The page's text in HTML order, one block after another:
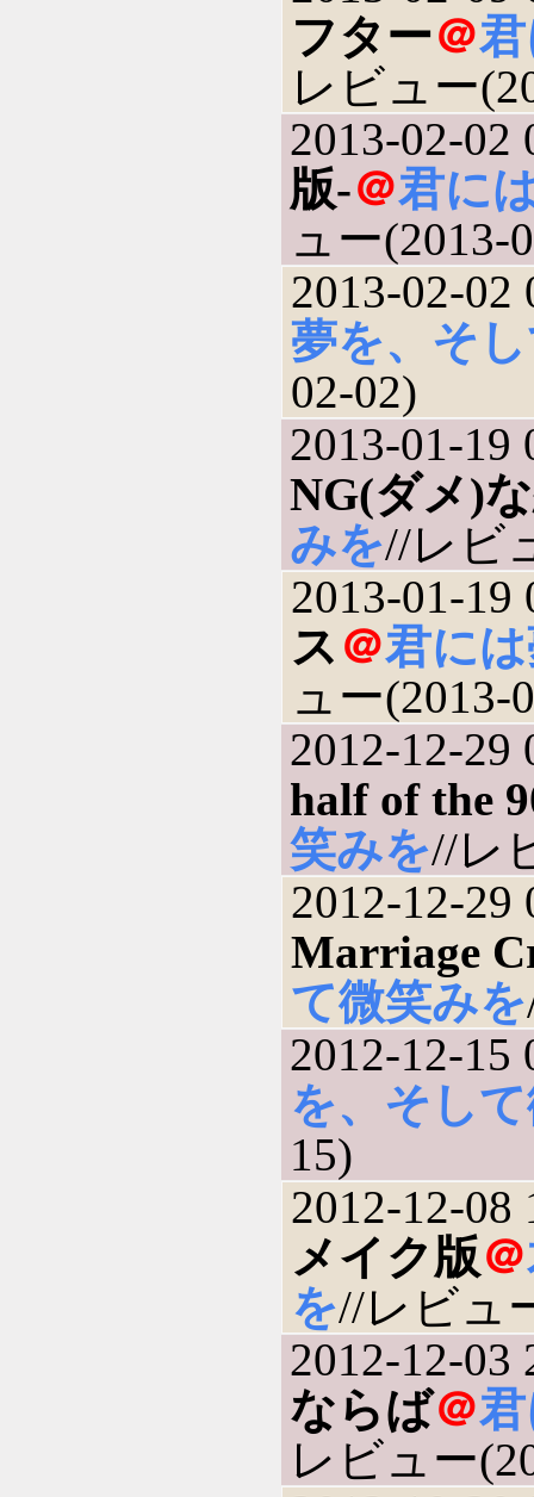
フター＠
レビュー
2013-02-02
版-＠君に
ュー(2013-
2013-02-02
夢を、そ
02-02)
2013-01-19
NG(ダメ)
みを//レビ
2013-01-19
ス ＠君に
ュー(2013-
2012-12-29
half of the
笑みを//レ
2012-12-29
Marriage
て微笑みを
2012-12-15
を、そし
15)
2012-12-08
メイク版＠
を//レビュ
2012-12-03
ならば＠
レビュー